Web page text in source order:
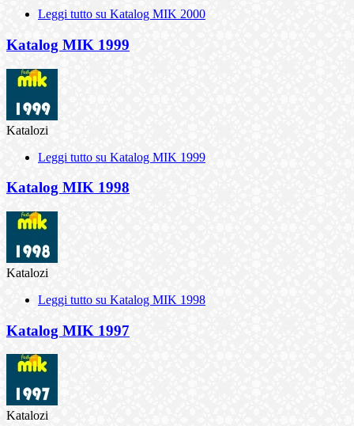
Leggi tutto su Katalog MIK 2000
Katalog MIK 1999
Katalozi
Leggi tutto su Katalog MIK 1999
Katalog MIK 1998
Katalozi
Leggi tutto su Katalog MIK 1998
Katalog MIK 1997
Katalozi